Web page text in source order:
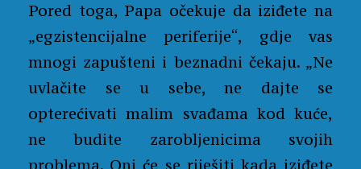
Pored toga, Papa očekuje da iziđete na
„egzistencijalne periferije“, gdje vas
mnogi zapušteni i beznadni čekaju. „Ne
uvlačite se u sebe, ne dajte se
opterećivati malim svađama kod kuće,
ne budite zarobljenicima svojih
problema. Oni će se riješiti kada iziđete